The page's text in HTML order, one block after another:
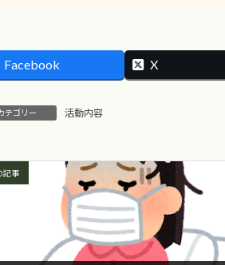
Facebook X
テゴリー 活動内容
記事